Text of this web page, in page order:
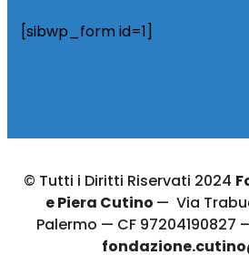
[sibwp_form id=1]
© Tutti i Diritti Riservati 2024
e Piera Cutino — Via
Palermo — CF 97204190827